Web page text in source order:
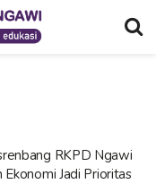
RKPD Ngawi
Jadi Prioritas